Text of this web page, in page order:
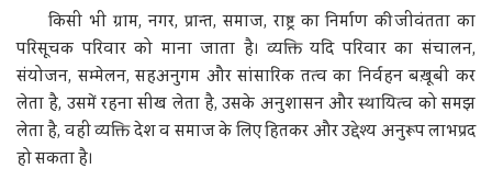
किसी भी ग्राम, नगर, प्रान्त, समाज, राष्ट्र का निर्माण की जीवंतता का
परिसूचक परिवार को माना जाता है। व्यक्ति यदि परिवार का संचालन,
संयोजन, सम्मेलन, सहअनुगम और सांसारिक तत्व का निर्वहन बख़ूबी कर
लेता है, उसमें रहना सीख लेता है, उसके अनुशासन और स्थायित्व को समझ
लेता है, वही व्यक्ति देश व समाज के लिए हितकर और उद्देश्य अनुरूप लाभप्रद
हो सकता है।